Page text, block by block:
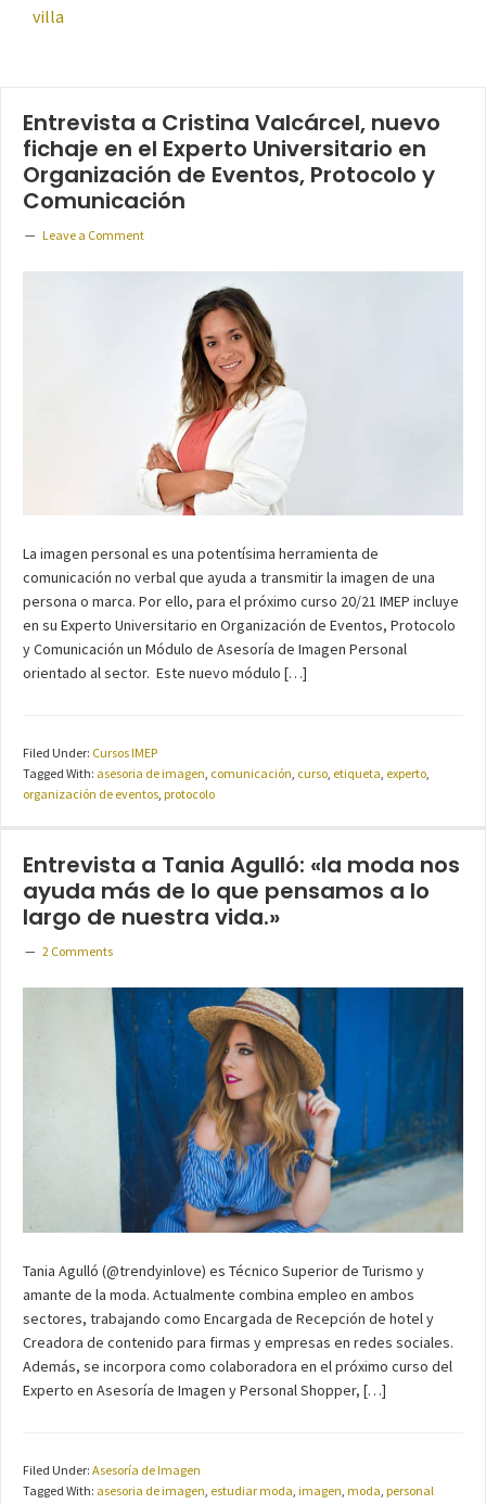
villa
Entrevista a Cristina Valcárcel, nuevo
fichaje en el Experto Universitario en
Organización de Eventos, Protocolo y
Comunicación
Leave a Comment
La imagen personal es una potentísima herramienta de
comunicación no verbal que ayuda a transmitir la imagen de una
persona o marca. Por ello, para el próximo curso 20/21 IMEP incluye
en su Experto Universitario en Organización de Eventos, Protocolo
y Comunicación un Módulo de Asesoría de Imagen Personal
orientado al sector. Este nuevo módulo […]
Filed Under: Cursos IMEP
Tagged With: asesoria de imagen, comunicación, curso, etiqueta, experto,
organización de eventos, protocolo
Entrevista a Tania Agulló: «la moda nos
ayuda más de lo que pensamos a lo
largo de nuestra vida.»
2 Comments
Tania Agulló (@trendyinlove) es Técnico Superior de Turismo y
amante de la moda. Actualmente combina empleo en ambos
sectores, trabajando como Encargada de Recepción de hotel y
Creadora de contenido para firmas y empresas en redes sociales.
Además, se incorpora como colaboradora en el próximo curso del
Experto en Asesoría de Imagen y Personal Shopper, […]
Filed Under: Asesoría de Imagen
Tagged With: asesoria de imagen, estudiar moda, imagen, moda, personal